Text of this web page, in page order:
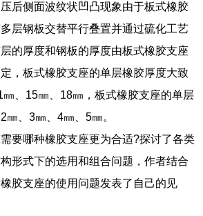
后侧面波纹状凹凸现象由于板式橡胶
层钢板交替平行叠置并通过硫化工艺
的厚度和钢板的厚度由板式橡胶支座
，板式橡胶支座的单层橡胶厚度大致
、15㎜、18㎜，板式橡胶支座的单层
、3㎜、4㎜、5㎜。
要哪种橡胶支座更为合适?探讨了各类
形式下的选用和组合问题，作者结合
胶支座的使用问题发表了自己的见